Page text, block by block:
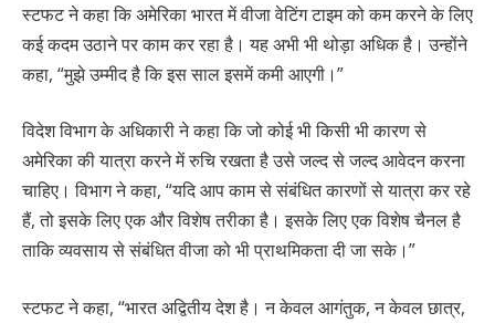
स्टफट ने कहा कि अमेरिका भारत में वीजा वेटिंग टाइम को कम करने के लिए
कई कदम उठाने पर काम कर रहा है। यह अभी भी थोड़ा अधिक है। उन्होंने
कहा, “मुझे उम्मीद है कि इस साल इसमें कमी आएगी।”
विदेश विभाग के अधिकारी ने कहा कि जो कोई भी किसी भी कारण से
अमेरिका की यात्रा करने में रुचि रखता है उसे जल्द से जल्द आवेदन करना
चाहिए। विभाग ने कहा, “यदि आप काम से संबंधित कारणों से यात्रा कर रहे
हैं, तो इसके लिए एक और विशेष तरीका है। इसके लिए एक विशेष चैनल है
ताकि व्यवसाय से संबंधित वीजा को भी प्राथमिकता दी जा सके।”
स्टफट ने कहा, “भारत अद्वितीय देश है। न केवल आगंतुक, न केवल छात्र,